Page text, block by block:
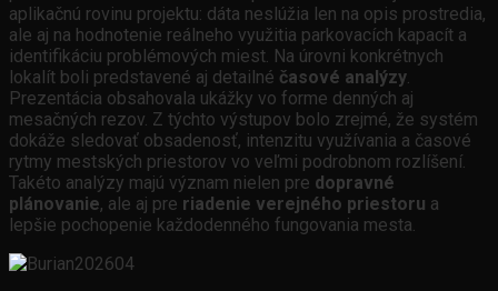
aplikačnú rovinu projektu: dáta neslúžia len na opis prostredia,
ale aj na hodnotenie reálneho využitia parkovacích kapacít a
identifikáciu problémových miest. Na úrovni konkrétnych
lokalít boli predstavené aj detailné časové analýzy.
Prezentácia obsahovala ukážky vo forme denných aj
mesačných rezov. Z týchto výstupov bolo zrejmé, že systém
dokáže sledovať obsadenosť, intenzitu využívania a časové
rytmy mestských priestorov vo veľmi podrobnom rozlíšení.
Takéto analýzy majú význam nielen pre dopravné
plánovanie, ale aj pre riadenie verejného priestoru a
lepšie pochopenie každodenného fungovania mesta.